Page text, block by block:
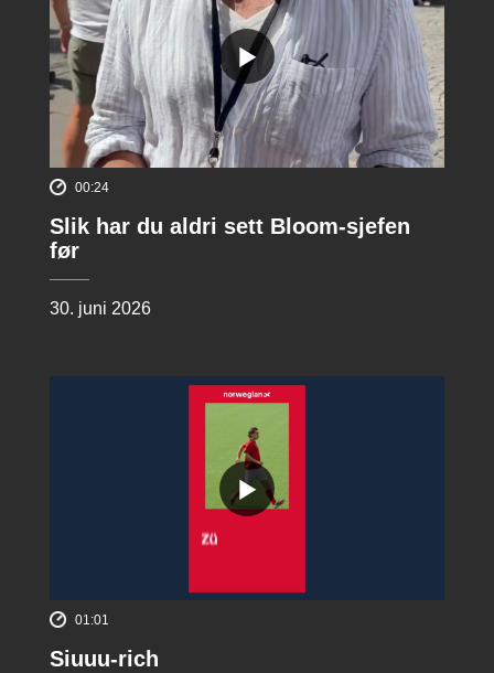
00:24
Slik har du aldri sett Bloom-sjefen
før
30. juni 2026
01:01
Siuuu-rich